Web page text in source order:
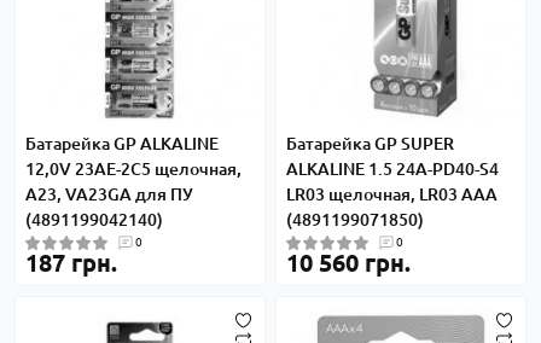
Батарейка GP ALKALINE
12,0V 23AE-2C5 щелочная,
A23, VA23GA для ПУ
(4891199042140)
0
187 грн.
Батарейка GP SUPER
ALKALINE 1.5 24A-PD40-S4
LR03 щелочная, LR03 AAA
(4891199071850)
0
10 560 грн.